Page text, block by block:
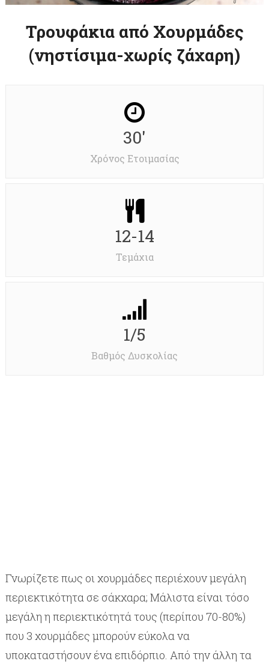
Τρουφάκια από Χουρμάδες
(νηστίσιμα-χωρίς ζάχαρη)
30'
Χρόνος Ετοιμασίας
12-14
Τεμάχια
1/5
Βαθμός Δυσκολίας
Γνωρίζετε πως οι χουρμάδες περιέχουν μεγάλη
περιεκτικότητα σε σάκχαρα; Μάλιστα είναι τόσο
μεγάλη η περιεκτικότητά τους (περίπου 70-80%)
που 3 χουρμάδες μπορούν εύκολα να
υποκαταστήσουν ένα επιδόρπιο. Από την άλλη τα